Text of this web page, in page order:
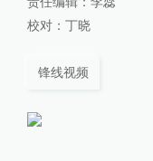
校对： 丁晓
锋线视频